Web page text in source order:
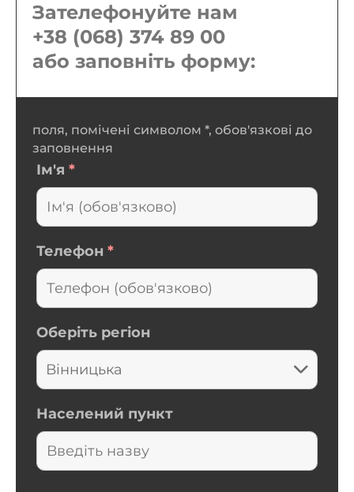
Зателефонуйте нам
+38 (068) 374 89 00
або заповніть форму:
поля, помічені символом *, обов'язкові до
заповнення
Ім'я *
Телефон *
Оберіть регіон
Населений пункт